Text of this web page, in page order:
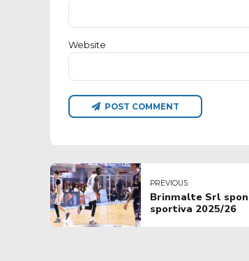
Website
POST COMMENT
PREVIOUS
Brinmalte Srl
sportiva 2025/26